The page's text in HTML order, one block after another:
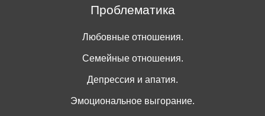
Проблематика
Любовные отношения.
Семейные отношения.
Депрессия и апатия.
Эмоциональное выгорание.